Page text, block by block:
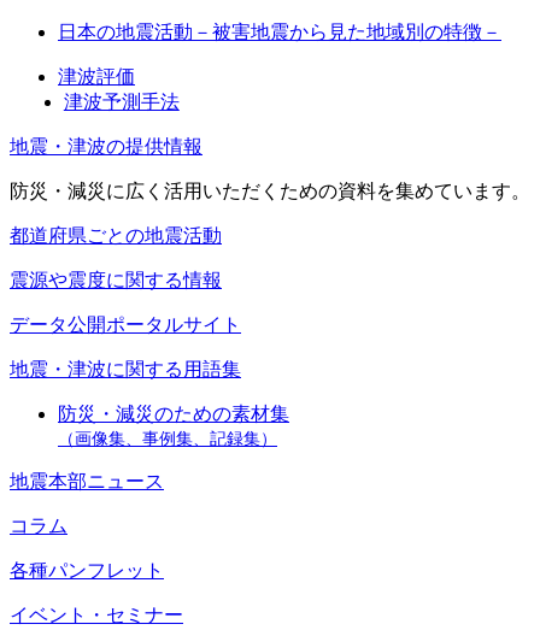
日本の地震活動－被害地震から見た地域別の特徴－
津波評価
津波予測手法
地震・津波の提供情報
防災・減災に広く活用いただくための資料を集めています。
都道府県ごとの地震活動
震源や震度に関する情報
データ公開ポータルサイト
地震・津波に関する用語集
防災・減災のための素材集
（画像集、事例集、記録集）
地震本部ニュース
コラム
各種パンフレット
イベント・セミナー